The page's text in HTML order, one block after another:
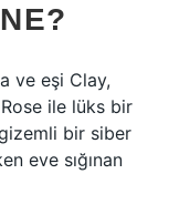
ve eşi Clay,
ile lüks bir
bir siber
eve sığınan